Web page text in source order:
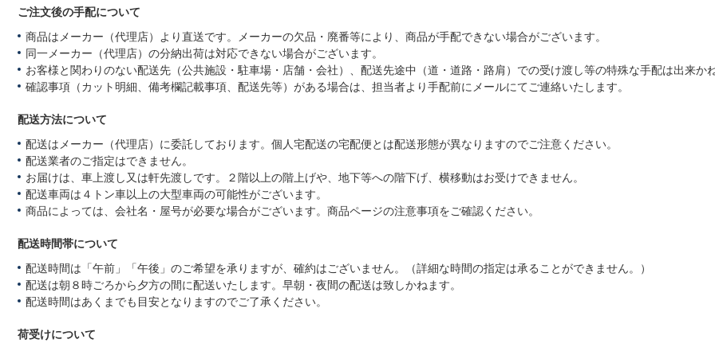
ご注文後の手配について
商品はメーカー（代理店）より直送です。メーカーの欠品・廃番等により、商品が手配できない場合がございます。
同一メーカー（代理店）の分納出荷は対応できない場合がございます。
お客様と関わりのない配送先（公共施設・駐車場・店舗・会社）、配送先途中（道・道路・路肩）での受け渡し等の特殊な手配は出来かね
確認事項（カット明細、備考欄記載事項、配送先等）がある場合は、担当者より手配前にメールにてご連絡いたします。
配送方法について
配送はメーカー（代理店）に委託しております。個人宅配送の宅配便とは配送形態が異なりますのでご注意ください。
配送業者のご指定はできません。
お届けは、車上渡し又は軒先渡しです。２階以上の階上げや、地下等への階下げ、横移動はお受けできません。
配送車両は４トン車以上の大型車両の可能性がございます。
商品によっては、会社名・屋号が必要な場合がございます。商品ページの注意事項をご確認ください。
配送時間帯について
配送時間は「午前」「午後」のご希望を承りますが、確約はございません。（詳細な時間の指定は承ることができません。）
配送は朝８時ごろから夕方の間に配送いたします。早朝・夜間の配送は致しかねます。
配送時間はあくまでも目安となりますのでご了承ください。
荷受けについて